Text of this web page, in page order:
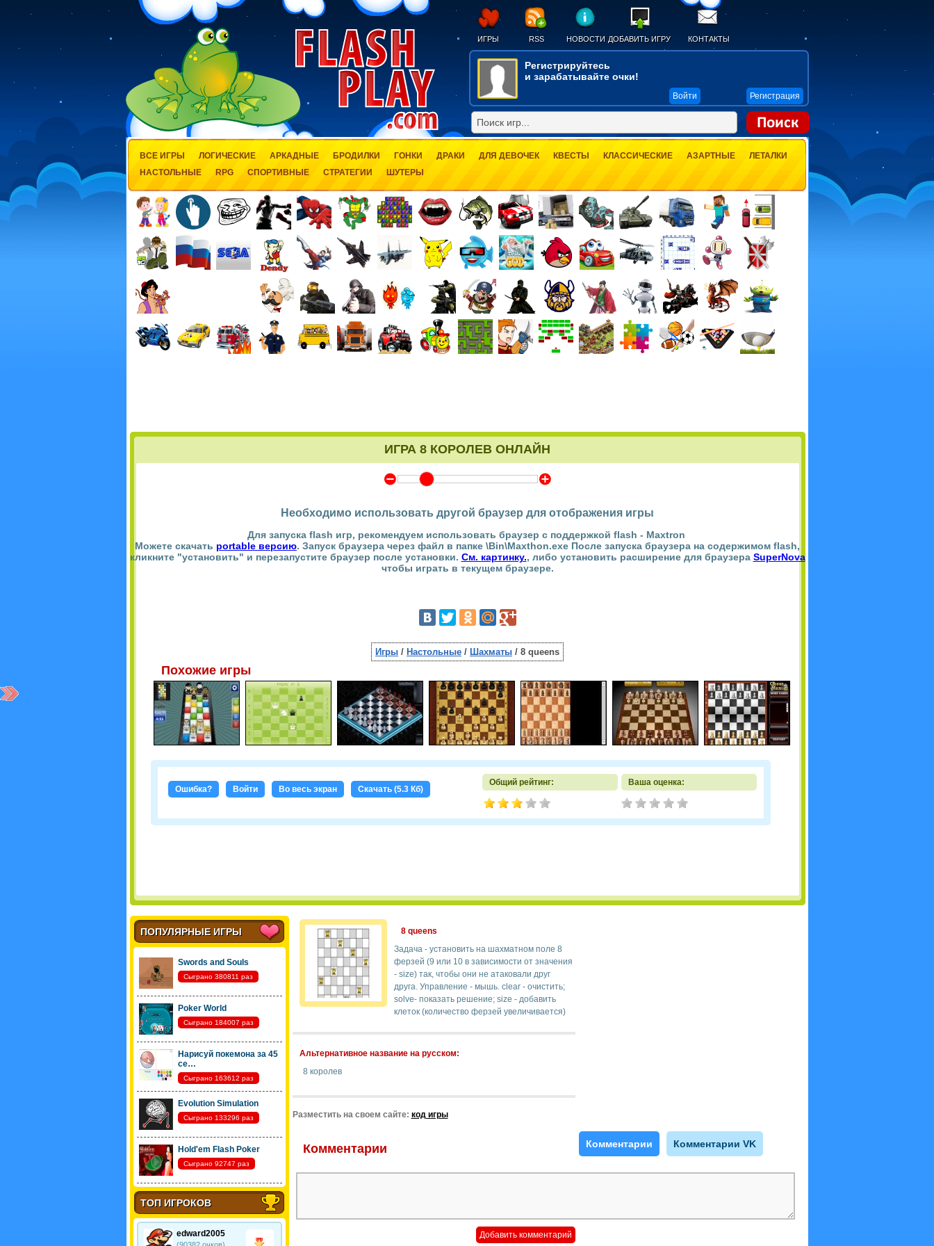
ИГРЫ RSS НОВОСТИ ДОБАВИТЬ ИГРУ КОНТАКТЫ
Регистрируйтесь
и зарабатывайте очки!
Войти Регистрация
ВСЕ ИГРЫ ЛОГИЧЕСКИЕ АРКАДНЫЕ БРОДИЛКИ ГОНКИ ДРАКИ ДЛЯ ДЕВОЧЕК КВЕСТЫ КЛАССИЧЕСКИЕ АЗАРТНЫЕ
ЛЕТАЛКИ
НАСТОЛЬНЫЕ
RPG СПОРТИВНЫЕ СТРАТЕГИИ ШУТЕРЫ
ИГРА 8 КОРОЛЕВ ОНЛАЙН
Y Z
Необходимо использовать другой браузер для отображения игры
Для запуска flash игр, рекомендуем использовать браузер с поддержкой flash - Maxtron
Можете скачать portable версию. Запуск браузера через файл в папке \Bin\Maxthon.exe После запуска браузера на содержимом flash,
кликните "установить" и перезапустите браузер после установки. См. картинку., либо установить расширение для браузера SuperNova
чтобы играть в текущем браузере.
Игры / Настольные / Шахматы / 8 queens
Похожие игры
Ошибка? Войти Во весь экран Скачать (5.3 Кб)
Общий рейтинг: Ваша оценка:
ПОПУЛЯРНЫЕ ИГРЫ
Swords and Souls
Сыграно 380811 раз
Poker World
Сыграно 184007 раз
Нарисуй покемона за 45
се…
Сыграно 163612 раз
Evolution Simulation
Сыграно 133296 раз
Hold'em Flash Poker
Сыграно 92747 раз
ТОП ИГРОКОВ
edward2005
8 queens
Задача - установить на шахматном поле 8
ферзей (9 или 10 в зависимости от значения
- size) так, чтобы они не атаковали друг
друга. Управление - мышь. clear - очистить;
solve- показать решение; size - добавить
клеток (количество ферзей увеличивается)
Альтернативное название на русском:
8 королев
Разместить на своем сайте: код игры
Комментарии Комментарии Комментарии VK